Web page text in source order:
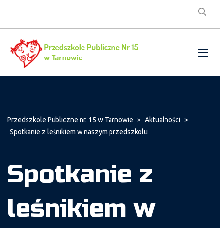
Przedszkole Publiczne nr. 15 w Tarnowie > Aktualności >
Spotkanie z leśnikiem w naszym przedszkolu
Spotkanie z
leśnikiem w